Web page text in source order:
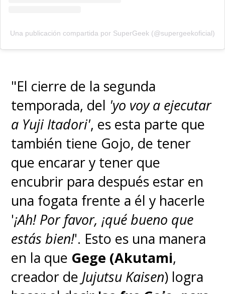
Una publicación compartida por SuperGeek (@supergeekoficial)
"El cierre de la segunda
temporada, del 'yo voy a ejecutar
a Yuji Itadori', es esta parte que
también tiene Gojo, de tener
que encarar y tener que
encubrir para después estar en
una fogata frente a él y hacerle
'¡Ah! Por favor, ¡qué bueno que
estás bien!'. Esto es una manera
en la que Gege (Akutami,
creador de Jujutsu Kaisen) logra